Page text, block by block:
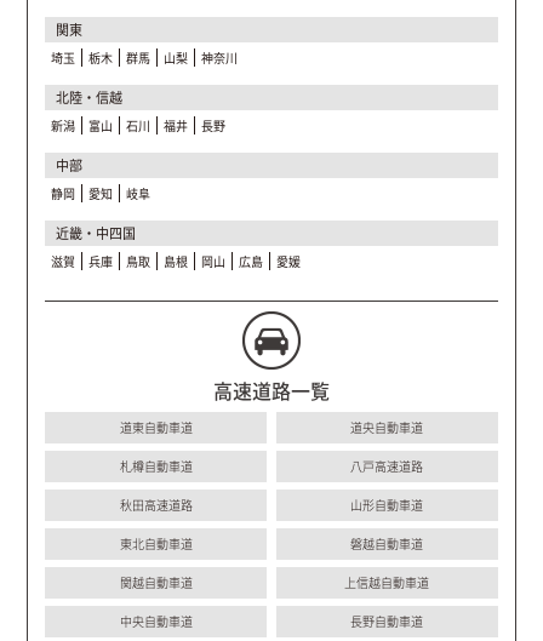
関東
埼玉 栃木 群馬 山梨 神奈川
北陸・信越
新潟 富山 石川 福井 長野
中部
静岡 愛知 岐阜
近畿・中四国
滋賀 兵庫 鳥取 島根 岡山 広島 愛媛
高速道路一覧
道東自動車道 道央自動車道
札樽自動車道 八戸高速道路
秋田高速道路 山形自動車道
東北自動車道 磐越自動車道
関越自動車道 上信越自動車道
中央自動車道 長野自動車道